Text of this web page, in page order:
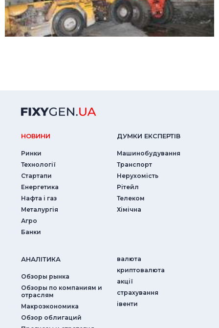
НОВИНИ
Ринки
Технології
Стартапи
Енергетика
Нафта і газ
Металургія
Агро
Банки
ДУМКИ ЕКСПЕРТIВ
Машинобудування
Транспорт
Нерухомість
Рітейл
Телеком
Хімічна
АНАЛIТИКА
Обзоры рынка
Обзоры по компаниям и
отраслям
Макроэкономика
Обзор облигаций
валюта
криптовалюта
акції
страхування
iвенти